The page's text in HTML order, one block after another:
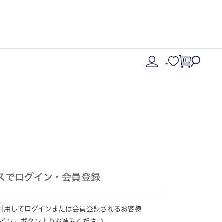
でログイン・会員登録
してログインまたは会員登録されるお客様